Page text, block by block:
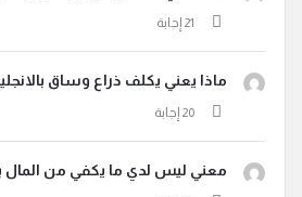
ماذا يعني يكلف ذراع وساق
معني ليس لدي ما يكفي من المال